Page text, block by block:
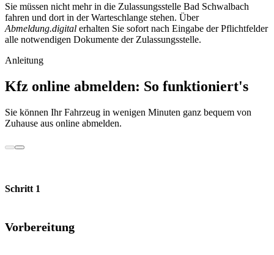
Sie müssen nicht mehr in die Zulassungsstelle Bad Schwalbach
fahren und dort in der Warteschlange stehen. Über
Abmeldung.digital erhalten Sie sofort nach Eingabe der Pflichtfelder
alle notwendigen Dokumente der Zulassungsstelle.
Anleitung
Kfz online abmelden: So funktioniert's
Sie können Ihr Fahrzeug in wenigen Minuten ganz bequem von
Zuhause aus online abmelden.
Schritt 1
Vorbereitung